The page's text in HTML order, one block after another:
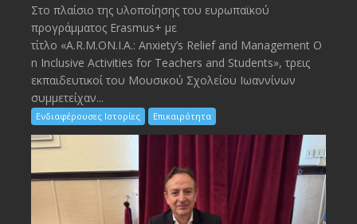
Στο πλαίσιο της υλοποίησης του ευρωπαϊκού
προγράμματος Erasmus+ με
τίτλο «A.R.M.ON.I.A.: Anxiety’s Relief and Management O
n Inclusive Activities for Teachers and Students», τρεις
εκπαιδευτικοί του Μουσικού Σχολείου Ιωαννίνων
συμμετείχαν...
Ενδιαφέρουσες Ιστορίες Επικαιρότητα